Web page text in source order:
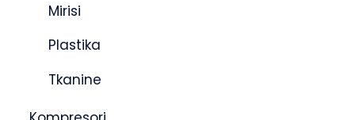
Mirisi
Plastika
Tkanine